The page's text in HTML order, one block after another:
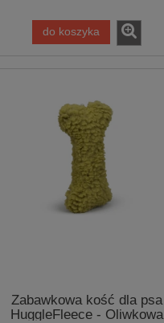
do koszyka
Zabawkowa kość dla psa
HuggleFleece - Oliwkowa